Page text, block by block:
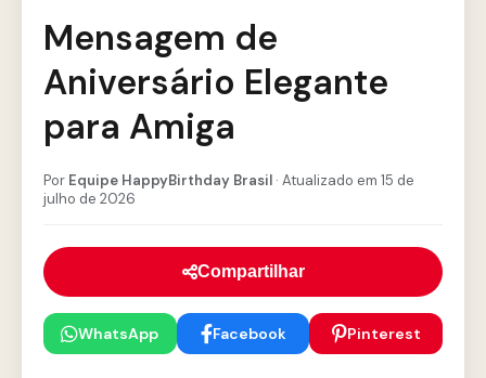
Mensagem de
Aniversário Elegante
para Amiga
Por Equipe HappyBirthday Brasil · Atualizado em 15 de
julho de 2026
Compartilhar
WhatsApp Facebook Pinterest